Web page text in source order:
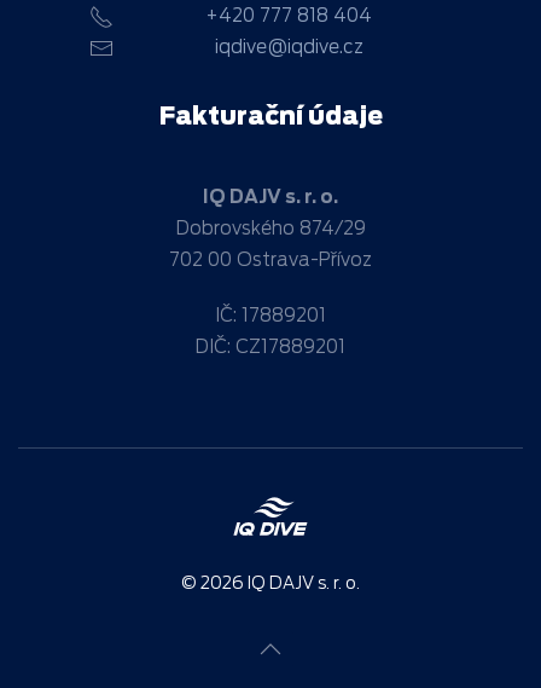
+420 777 818 404
iqdive@iqdive.cz
Fakturační údaje
IQ DAJV s. r. o.
Dobrovského 874/29
702 00 Ostrava-Přívoz
IČ: 17889201
DIČ: CZ17889201
© 2026 IQ DAJV s. r. o.